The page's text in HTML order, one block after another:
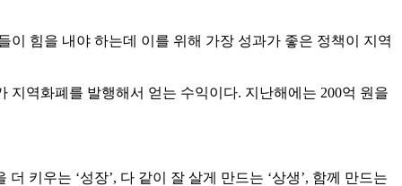
힘을 내야 하는데 이를 위해 가장 성과가 좋은 정책이 지역
지역화폐를 발행해서 얻는 수익이다. 지난해에는 200억 원을
키우는 ‘성장’, 다 같이 잘 살게 만드는 ‘상생’, 함께 만드는